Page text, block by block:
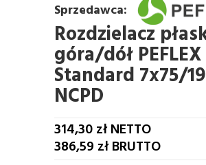
Sprzedawca:
Rozdzielacz
góra/dół PEFLEX
Standard 7x75/
NCPD
314,30zł NETTO
386,59 zł BRUTTO